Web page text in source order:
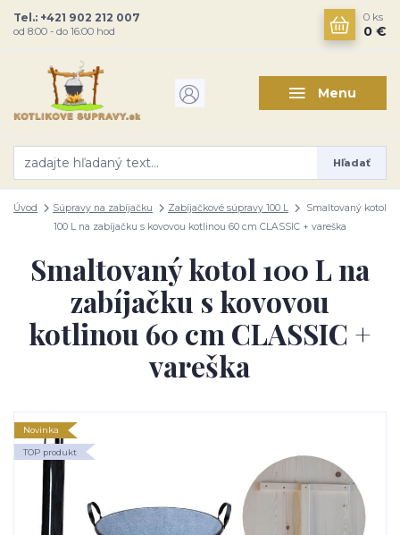
Menu
Hľadať
Tel.: +421 902 212 007
od 8:00 - do 16:00 hod
0 ks
0 €
Úvod Súpravy na zabíjačku Zabíjačkové súpravy 100 L
Smaltovaný kotol
100 L na zabíjačku s kovovou kotlinou 60 cm CLASSIC + vareška
Smaltovaný kotol 100 L na
zabíjačku s kovovou
kotlinou 60 cm CLASSIC +
vareška
Novinka
TOP produkt